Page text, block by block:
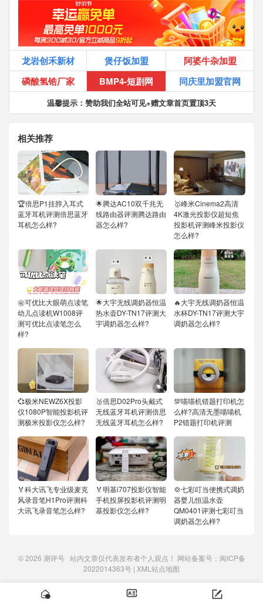
龙岩创禾新材 煲仔饭加盟
阿婆牛杂加盟
磷酸氢锆厂家
BMP4-短剧网 同庆里加盟官网
温馨提示：赞助我们全站可见+赠文章首页置顶3天
相关推荐
🏆倍思P1挂脖入耳式
蓝牙耳机评测倍思蓝牙
耳机怎么样?
🌟腾达AC10双千兆无
线路由器评测腾达路由
器怎么样?
🥇峰米Cinema2高清
4K激光投影仪超短焦
投影机评测峰米投影仪
怎么样?
㊙️可优比大眼萌点读笔
幼儿点读机W1008评
测可优比点读笔怎么
样?
🌟大宇无线调奶器恒温
热水壶DY-TN17评测大
宇调奶器怎么样?
🔥大宇无线调奶器恒温
水杯DY-TN17评测大宇
调奶器怎么样?
💞极米NEWZ6X投影
仪1080P智能投影机评
测极米投影仪怎么样?
🥉倍思D02Pro头戴式
无线蓝牙耳机评测倍思
无线蓝牙耳机怎么样?
💯喵喵机错题打印机怎
么样?高清无墨喵喵机
P2错题打印机评测
🏅科大讯飞专业级麦克
风录音笔H1Pro评测科
大讯飞录音笔怎么样?
🏅明基i707投影仪智能
手机投屏投影机评测明
基投影仪怎么样?
💢七彩叮当便携式调奶
器婴儿恒温水壶
QM0401评测七彩叮当
调奶器怎么样?
© 2026 测评号站内文章仅代表发布者个人观点！ 网站备案号： 闽ICP备
2022014363号 | XML站点地图
  